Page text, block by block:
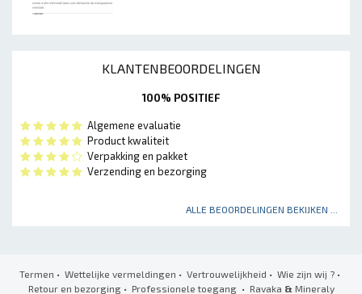
KLANTENBEOORDELINGEN
100% POSITIEF
Algemene evaluatie
Product kwaliteit
Verpakking en pakket
Verzending en bezorging
ALLE BEOORDELINGEN BEKIJKEN ...
Termen • Wettelijke vermeldingen • Vertrouwelijkheid • Wie zijn wij ? •
Retour en bezorging• Professionele toegang • Ravaka & Mineraly